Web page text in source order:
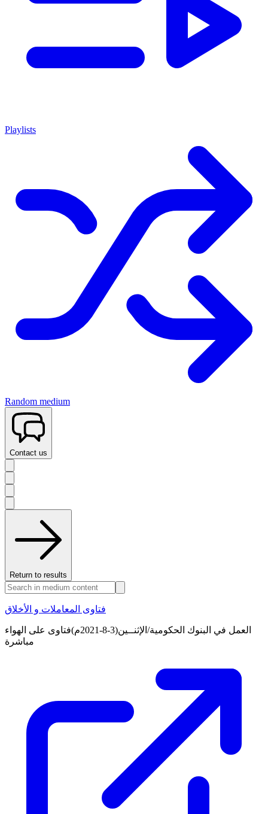
Playlists
Random medium
Contact us
Return to results
فتاوى المعاملات و الأخلاق
العمل في البنوك الحكومية/الإثنــين(3-8-2021م)فتاوى على الهواء
مباشرة